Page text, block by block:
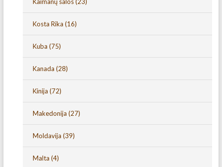
Kaimanų salos(23)
Kosta Rika (16)
Kuba (75)
Kanada (28)
Kinija (72)
Makedonija (27)
Moldavija (39)
Malta (4)